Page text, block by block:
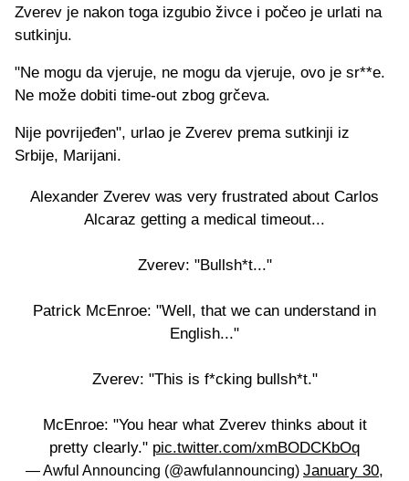
Zverev je nakon toga izgubio živce i počeo je urlati na
sutkinju.
"Ne mogu da vjeruje, ne mogu da vjeruje, ovo je sr**e.
Ne može dobiti time-out zbog grčeva.
Nije povrijeđen", urlao je Zverev prema sutkinji iz
Srbije, Marijani.
Alexander Zverev was very frustrated about Carlos
Alcaraz getting a medical timeout...
Zverev: "Bullsh*t..."
Patrick McEnroe: "Well, that we can understand in
English..."
Zverev: "This is f*cking bullsh*t."
McEnroe: "You hear what Zverev thinks about it
pretty clearly." pic.twitter.com/xmBODCKbOq
— Awful Announcing (@awfulannouncing) January 30,